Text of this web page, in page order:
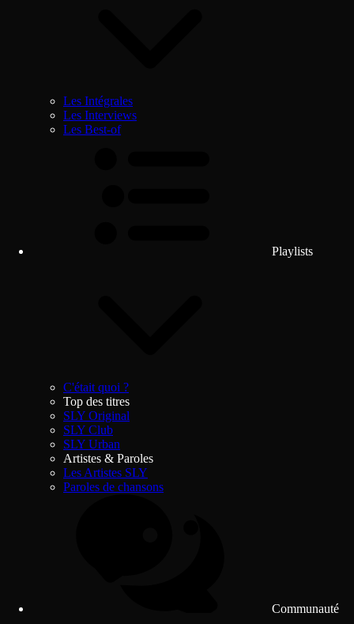
Les Intégrales
Les Interviews
Les Best-of
Playlists
C'était quoi ?
Top des titres
SLY Original
SLY Club
SLY Urban
Artistes & Paroles
Les Artistes SLY
Paroles de chansons
Communauté